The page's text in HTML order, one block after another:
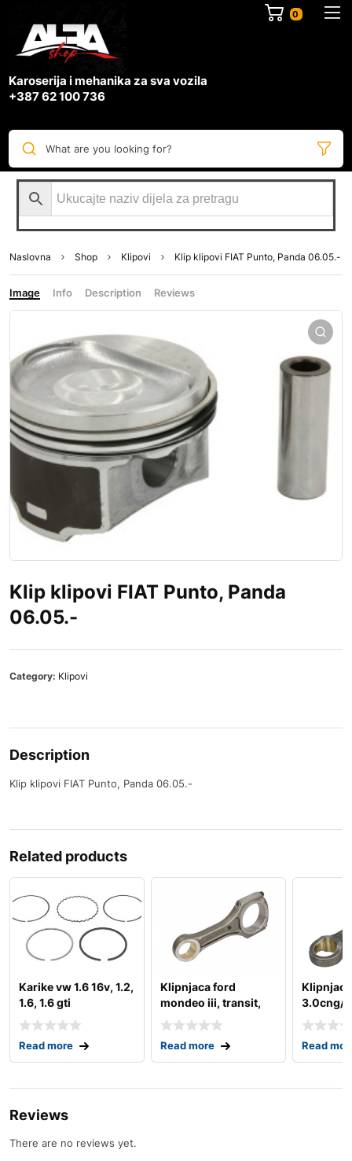
0
Karoserija i mehanika za sva vozila
+387 62 100 736
What are you looking for?
Naslovna Shop Klipovi Klip klipovi FIAT Punto, Panda 06.05.-
Image Info Description Reviews
Klip klipovi FIAT Punto, Panda
06.05.-
Category: Klipovi
Description
Klip klipovi FIAT Punto, Panda 06.05.-
Related products
Karike vw 1.6 16v, 1.2,
1.6, 1.6 gti
Read more
Klipnjaca ford
mondeo iii, transit,
transit tourneo
Read more
3.0cng/
Read
Reviews
There are no reviews yet.